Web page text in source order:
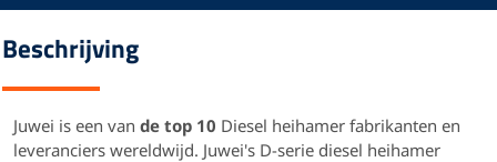
Beschrijving
Juwei is een van de top 10 Diesel heihamer fabrikanten en
leveranciers wereldwijd. Juwei's D-serie diesel heihamer